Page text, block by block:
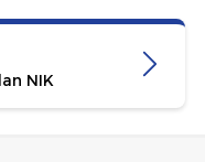
NIK